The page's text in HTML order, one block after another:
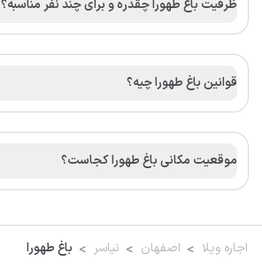
ظرفیت باغ طهورا چقدره و برای چند نفر مناسبه؟
قوانین باغ طهورا چیه؟
موقعیت مکانی باغ طهورا کجاست؟
اجاره ویلا اصفهان نیاسر باغ طهورا